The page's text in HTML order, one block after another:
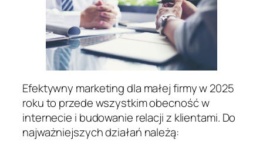
Efektywny marketing dla małej firmy w 2025
roku to przede wszystkim obecność w
internecie i budowanie relacji z klientami. Do
najważniejszych działań należą: